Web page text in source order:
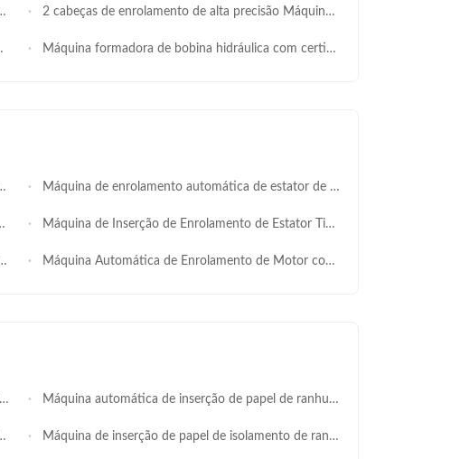
2 cabeças de enrolamento de alta precisão Máquina de enrolamento automática de estator para motores BLDC e inversor
Máquina formadora de bobina hidráulica com certificação ISO e deslocamento de 30L - para fabricação de motores com qualidade garantida
Máquina de enrolamento automática de estator de trabalho pesado para 120-300 mm OD com alta obturação para motores industriais
Máquina de Inserção de Enrolamento de Estator Tipo Horizontal para Estator com Diâmetro Externo Máx. de 210mm com Compatibilidade de Fio de PVC SMT-QX1200
Máquina Automática de Enrolamento de Motor com Economia de Trabalho, OD do Estator 110-210mm
Máquina automática de inserção de papel de ranhuras PLC Stator, altura da pilha 20‐160 mm, equipamento de inserção de papel de isolamento controlado por servo para aparelhos domésticos, ventiladores e máquinas de lavar roupa
Máquina de inserção de papel de isolamento de ranhuras de estator de trabalho pesado para ID 70 ∼140 mm / OD ≤ 200 mm ∼ Para motores industriais, bombas e compressores